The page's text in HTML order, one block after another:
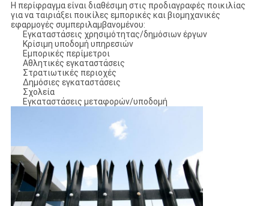
Η περίφραγμα είναι διαθέσιμη στις προδιαγραφές ποικιλίας
για να ταιριάξει ποικίλες εμπορικές και βιομηχανικές
εφαρμογές συμπεριλαμβανομένου:
Εγκαταστάσεις χρησιμότητας/δημόσιων έργων
Κρίσιμη υποδομή υπηρεσιών
Εμπορικές περίμετροι
Αθλητικές εγκαταστάσεις
Στρατιωτικές περιοχές
Δημόσιες εγκαταστάσεις
Σχολεία
Εγκαταστάσεις μεταφορών/υποδομή